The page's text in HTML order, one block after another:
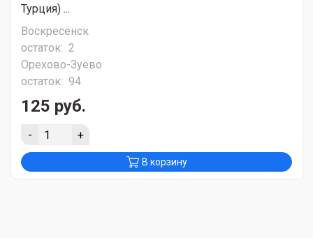
Турция) ...
Воскресенск
остаток: 2
Орехово-Зуево
остаток: 94
125 руб.
- +
В корзину